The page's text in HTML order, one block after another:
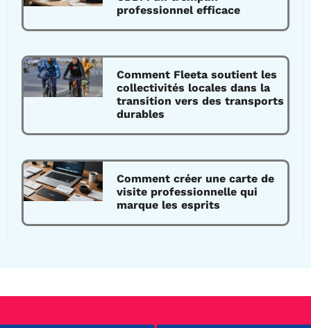
professionnel efficace
Comment Fleeta soutient les
collectivités locales dans la
transition vers des transports
durables
Comment créer une carte de
visite professionnelle qui
marque les esprits